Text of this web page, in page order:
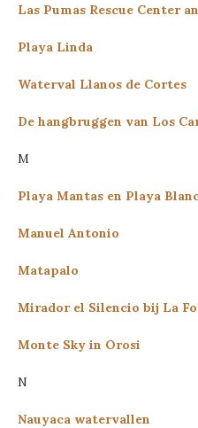
Las Pumas Rescue Center
Playa Linda
Waterval Llanos de Cortes
De hangbruggen van Los
M
Playa Mantas en Playa
Manuel Antonio
Matapalo
Mirador el Silencio bij La
Monte Sky in Orosi
N
Nauyaca watervallen